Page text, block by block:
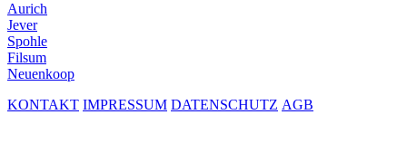
Aurich
Jever
Spohle
Filsum
Neuenkoop
KONTAKT IMPRESSUM DATENSCHUTZ AGB